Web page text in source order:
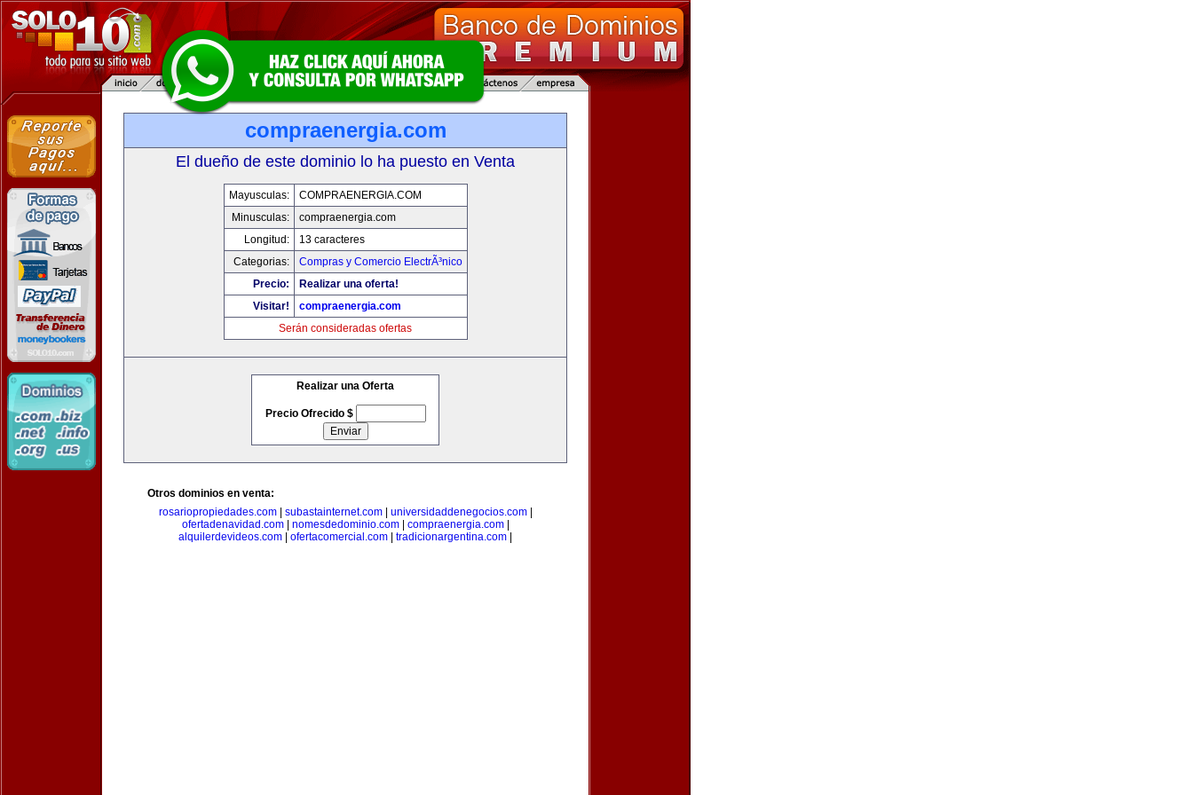
compraenergia.com
El dueño de este dominio lo ha puesto en Venta
Mayusculas:
COMPRAENERGIA.COM
Minusculas:
compraenergia.com
Longitud:
13 caracteres
Categorias:
Compras y Comercio ElectrÃ³nico
Precio:
Realizar una oferta!
Visitar!
compraenergia.com
Serán consideradas ofertas
Realizar una Oferta
Precio Ofrecido $
Otros dominios en venta:
rosariopropiedades.com| subastainternet.com| universidaddenegocios.com|
ofertadenavidad.com| nomesdedominio.com| compraenergia.com|
alquilerdevideos.com
ofertacomercial.com tradicionargentina.com